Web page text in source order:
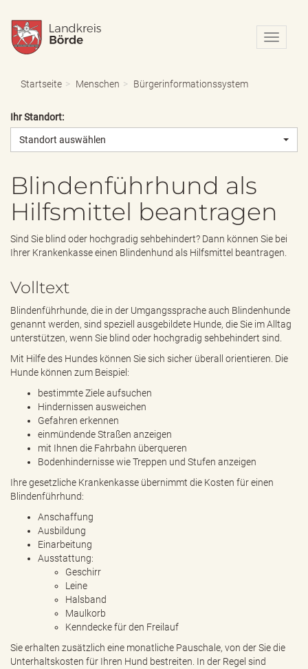
N
a
o
-
a
u
e
n
d
e
Startseite Menschen Bürgerinformationssystem
Ihr Standort:
Standort auswählen
Blindenführhund als
Hilfsmittel beantragen
Sind Sie blind oder hochgradig sehbehindert? Dann können Sie bei
Ihrer Krankenkasse einen Blindenhund als Hilfsmittel beantragen.
Volltext
Blindenführhunde, die in der Umgangssprache auch Blindenhunde
genannt werden, sind speziell ausgebildete Hunde, die Sie im Alltag
unterstützen, wenn Sie blind oder hochgradig sehbehindert sind.
Mit Hilfe des Hundes können Sie sich sicher überall orientieren. Die
Hunde können zum Beispiel:
bestimmte Ziele aufsuchen
Hindernissen ausweichen
Gefahren erkennen
einmündende Straßen anzeigen
mit Ihnen die Fahrbahn überqueren
Bodenhindernisse wie Treppen und Stufen anzeigen
Ihre gesetzliche Krankenkasse übernimmt die Kosten für einen
Blindenführhund:
Anschaffung
Ausbildung
Einarbeitung
Ausstattung:
Geschirr
Leine
Halsband
Maulkorb
Kenndecke für den Freilauf
Sie erhalten zusätzlich eine monatliche Pauschale, von der Sie die
Unterhaltskosten für Ihren Hund bestreiten. In der Regel sind